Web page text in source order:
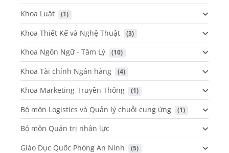
Khoa Luật (1)
Khoa Thiết Kế và Nghệ Thuật (3)
Khoa Ngôn Ngữ - Tâm Lý (10)
Khoa Tài chính Ngân hàng (4)
Khoa Marketing-Truyền Thông (1)
Bộ môn Logistics và Quản lý chuỗi cung ứng (1)
Bộ môn Quản trị nhân lực
Giáo Dục Quốc Phòng An Ninh
(5)